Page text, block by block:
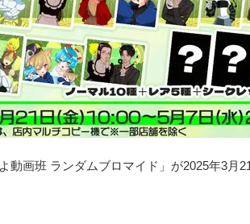
動画班 ランダムブロマイド」が2025年3月